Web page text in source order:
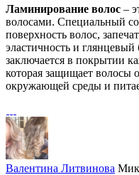
Ламинирование волос –
волосами. Специальный
поверхность волос,
эластичность и
заключается в покрытии
которая защищает волосы
окружающей среды и
Валентина Литвинова